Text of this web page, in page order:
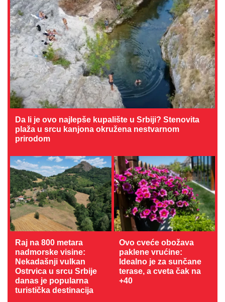
Da li je ovo najlepše kupalište u Srbiji? Stenovita
plaža u srcu kanjona okružena nestvarnom
prirodom
Raj na 800 metara
nadmorske visine:
Nekadašnji vulkan
Ostrvica u srcu Srbije
danas je popularna
turistička destinacija
Ovo cveće obožava
paklene vrućine:
Idealno je za sunčane
terase, a cveta čak na
+40